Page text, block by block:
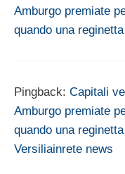
Amburgo premiate
quando una
Pingback: Capitali
Amburgo premiate
quando una
Versiliainrete news